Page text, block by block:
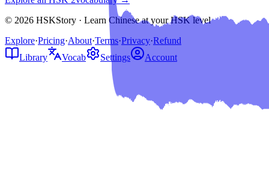
© 2026 HSKStory · Learn Chinese at your HSK level
Explore·Pricing·About·Terms·Privacy·Refund
Library
Vocab Settings Account